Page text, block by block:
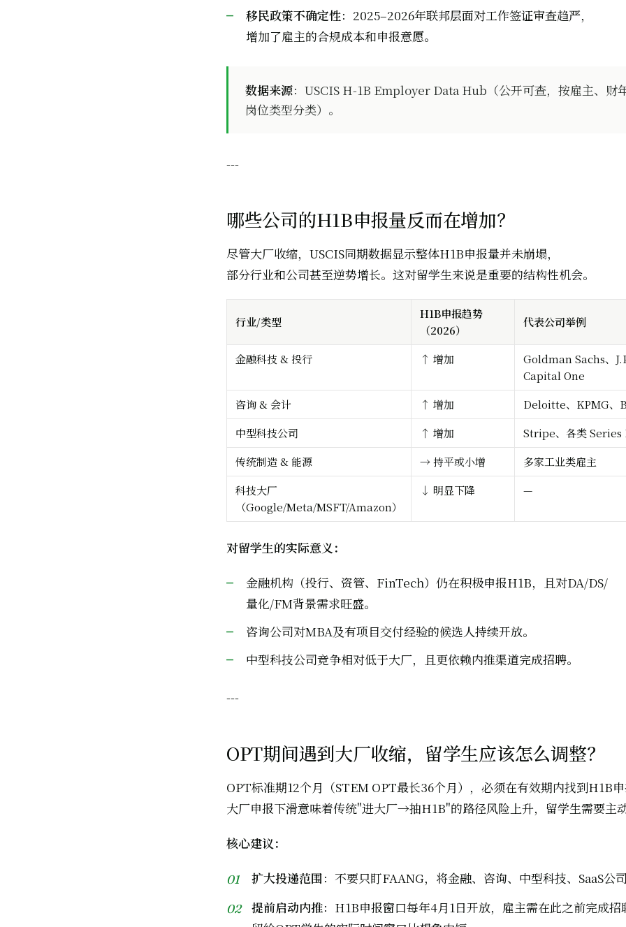
移民政策不确定性：2025–2026年联邦层面对工作签证审查趋严，
增加了雇主的合规成本和申报意愿。
数据来源：USCIS H-1B Employer Data Hub（公开可查，按雇主、财
岗位类型分类）。
---
哪些公司的H1B申报量反而在增加？
尽管大厂收缩，USCIS同期数据显示整体H1B申报量并未崩塌，
部分行业和公司甚至逆势增长。这对留学生来说是重要的结构性机会。
行业/类型
H1B申报趋势
（2026）
代表公司举例
金融科技 & 投行 ↑ 增加
Goldman Sachs、
Capital One
咨询 & 会计
↑ 增加
Deloitte、KPMG、
中型科技公司
↑ 增加
Stripe、各类 Series
传统制造 & 能源
→ 持平或小增
多家工业类雇主
科技大厂
（Google/Meta/MSFT/Amazon）
↓ 明显下降 —
对留学生的实际意义：
金融机构（投行、资管、FinTech）仍在积极申报H1B，且对DA/DS/
量化/FM背景需求旺盛。
咨询公司对MBA及有项目交付经验的候选人持续开放。
中型科技公司竞争相对低于大厂，且更依赖内推渠道完成招聘。
---
OPT期间遇到大厂收缩，留学生应该怎么调整？
OPT标准期12个月（STEM OPT最长36个月），必须在有效期内找到H1B
大厂申报下滑意味着传统"进大厂→抽H1B"的路径风险上升，留学生需要主
核心建议：
扩大投递范围：不要只盯FAANG，将金融、咨询、中型科技、SaaS公
提前启动内推：H1B申报窗口每年4月1日开放，雇主需在此之前完成招